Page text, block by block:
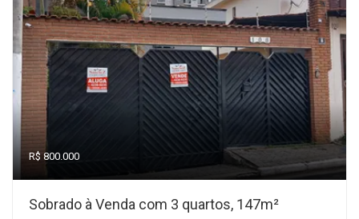
R$ 800.000
Sobrado à Venda com 3 quartos, 147m²